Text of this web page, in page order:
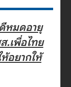
หมดอายุ
.เพื่อไทย
อยากให้